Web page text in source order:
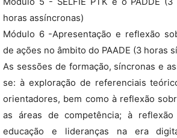
horas assíncronas)
Módulo 6 -Apresentação e reflexão
de ações no âmbito do PAADE (3 horas
As sessões de formação, síncronas e
se: à exploração de referenciais
orientadores, bem como à reflexão
as áreas de competência; à
educação e lideranças na era